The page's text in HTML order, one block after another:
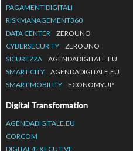
PAGAMENTIDIGITALI
RISKMANAGEMENT360
DATA CENTER
ZEROUNO
CYBERSECURITY
ZEROUNO
SICUREZZA
AGENDADIGITALE.EU
SMART CITY
AGENDADIGITALE.EU
SMART MOBILITY
ECONOMYUP
Digital Transformation
AGENDADIGITALE.EU
CORCOM
DIGITAL4EXECUTIVE